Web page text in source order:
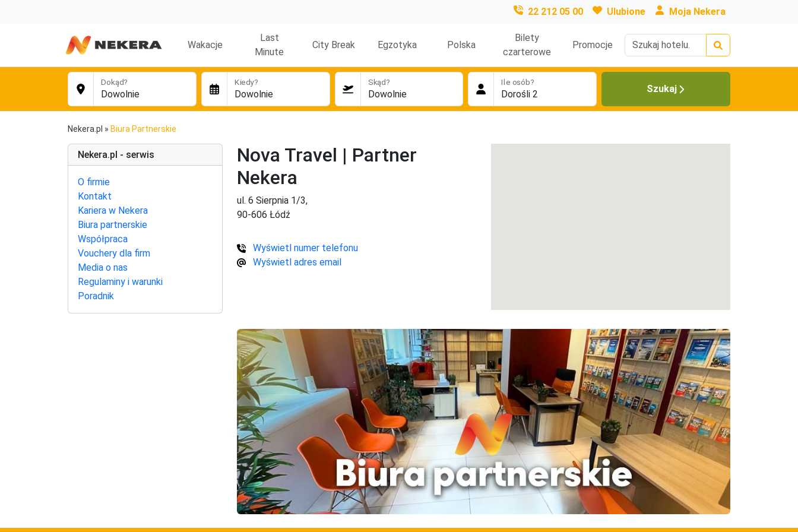
22 212 05 00 Ulubione Moja Nekera
Wakacje
Last
Minute
City Break Egzotyka Polska
Bilety
czarterowe
Promocje
Dokąd? Kiedy? Skąd? Ile osób?
Szukaj
Nekera.pl » Biura Partnerskie
Nekera.pl - serwis
O firmie
Kontakt
Kariera w Nekera
Biura partnerskie
Współpraca
Vouchery dla firm
Media o nas
Regulaminy i warunki
Poradnik
Nova Travel | Partner
Nekera
ul. 6 Sierpnia 1/3,
90-606 Łódź
Wyświetl numer telefonu
Wyświetl adres email